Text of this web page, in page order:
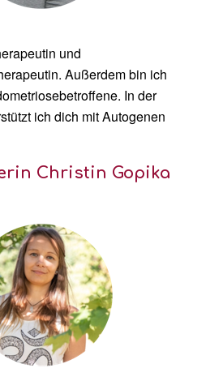
und
Außerdem bin ich
In der
ich dich mit Autogenen
Christin Gopika